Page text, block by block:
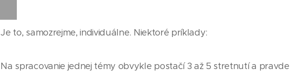
Je to, samozrejme, individuálne. Niektoré príklady:
Na spracovanie jednej témy obvykle postačí 3 až 5 stretnutí a